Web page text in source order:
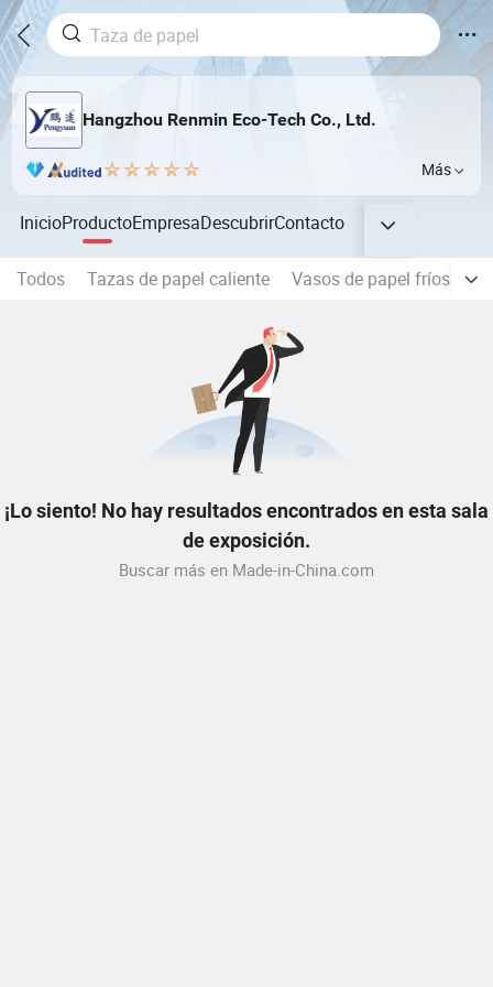
Hangzhou Renmin Eco-Tech Co., Ltd.
Más
InicioProductoEmpresaDescubrirContacto
Todos Tazas de papel caliente Vasos de papel fríos
¡Lo siento! No hay resultados encontrados en esta sala
de exposición.
Buscar más en Made-in-China.com